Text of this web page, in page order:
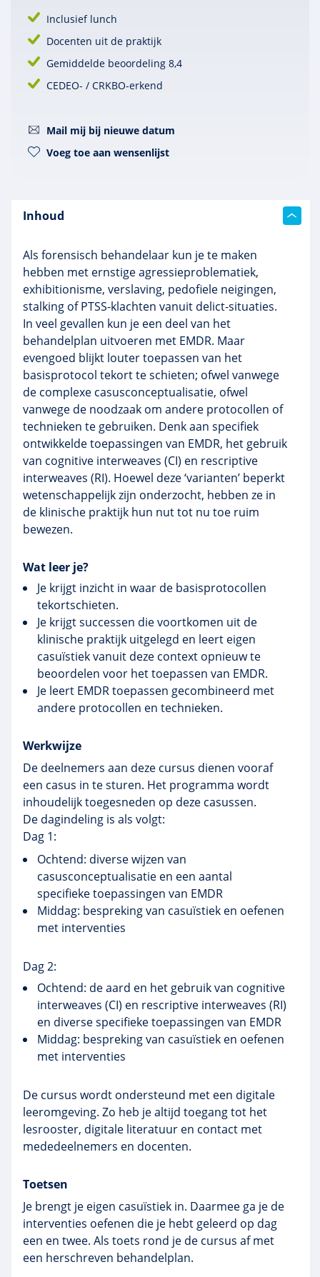
Inclusief lunch
Docenten uit de praktijk
Gemiddelde beoordeling 8,4
CEDEO- / CRKBO-erkend
Mail mij bij nieuwe datum
Voeg toe aan wensenlijst
Inhoud
Als forensisch behandelaar kun je te maken
hebben met ernstige agressieproblematiek,
exhibitionisme, verslaving, pedofiele neigingen,
stalking of PTSS-klachten vanuit delict-situaties.
In veel gevallen kun je een deel van het
behandelplan uitvoeren met EMDR. Maar
evengoed blijkt louter toepassen van het
basisprotocol tekort te schieten; ofwel vanwege
de complexe casusconceptualisatie, ofwel
vanwege de noodzaak om andere protocollen of
technieken te gebruiken. Denk aan specifiek
ontwikkelde toepassingen van EMDR, het gebruik
van cognitive interweaves (CI) en rescriptive
interweaves (RI). Hoewel deze ‘varianten’ beperkt
wetenschappelijk zijn onderzocht, hebben ze in
de klinische praktijk hun nut tot nu toe ruim
bewezen.
Wat leer je?
Je krijgt inzicht in waar de basisprotocollen
tekortschieten.
Je krijgt successen die voortkomen uit de
klinische praktijk uitgelegd en leert eigen
casuïstiek vanuit deze context opnieuw te
beoordelen voor het toepassen van EMDR.
Je leert EMDR toepassen gecombineerd met
andere protocollen en technieken.
Werkwijze
De deelnemers aan deze cursus dienen vooraf
een casus in te sturen. Het programma wordt
inhoudelijk toegesneden op deze casussen.
De dagindeling is als volgt:
Dag 1:
Ochtend: diverse wijzen van
casusconceptualisatie en een aantal
specifieke toepassingen van EMDR
Middag: bespreking van casuïstiek en oefenen
met interventies
Dag 2:
Ochtend: de aard en het gebruik van cognitive
interweaves (CI) en rescriptive interweaves (RI)
en diverse specifieke toepassingen van EMDR
Middag: bespreking van casuïstiek en oefenen
met interventies
De cursus wordt ondersteund met een digitale
leeromgeving. Zo heb je altijd toegang tot het
lesrooster, digitale literatuur en contact met
mededeelnemers en docenten.
Toetsen
Je brengt je eigen casuïstiek in. Daarmee ga je de
interventies oefenen die je hebt geleerd op dag
een en twee. Als toets rond je de cursus af met
een herschreven behandelplan.